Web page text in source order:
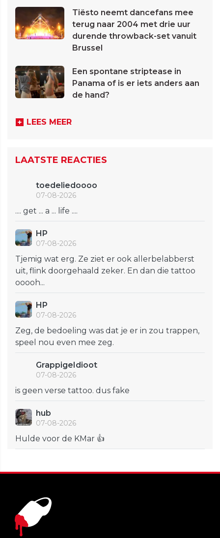
Tiësto neemt dancefans mee
terug naar 2004 met drie uur
durende throwback-set vanuit
Brussel
Een spontane striptease in
Panama of is er iets anders aan
de hand?
LEES MEER
LAATSTE REACTIES
toedeliedoooo
07-08-2026
.... get ... a ... life ....
HP
07-08-2026
Tjemig wat erg. Ze ziet er ook allerbelabberst
uit, flink doorgehaald zeker. En dan die tattoo
ooooh...
HP
07-08-2026
Zeg, de bedoeling was dat je er in zou trappen,
speel nou even mee zeg.
GrappigeIdioot
07-08-2026
is geen verse tattoo. dus fake
hub
07-08-2026
Hulde voor de KMar 👍